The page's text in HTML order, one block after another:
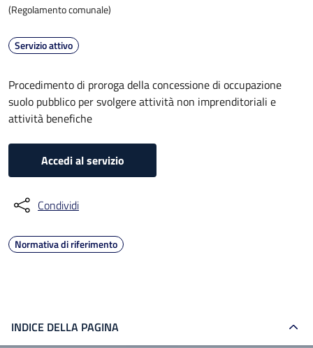
(Regolamento comunale)
Servizio attivo
Procedimento di proroga della concessione di occupazione
suolo pubblico per svolgere attività non imprenditoriali e
attività benefiche
Accedi al servizio
Condividi
Normativa di riferimento
INDICE DELLA PAGINA